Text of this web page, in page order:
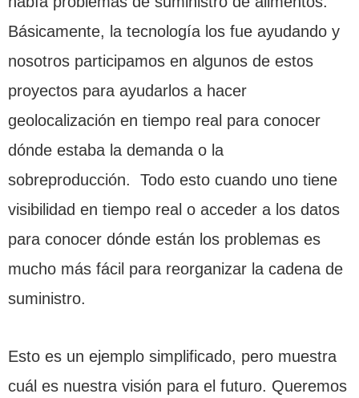
Básicamente, la tecnología los fue ayudando y
nosotros participamos en algunos de estos
proyectos para ayudarlos a hacer
geolocalización en tiempo real para conocer
dónde estaba la demanda o la
sobreproducción. Todo esto cuando uno tiene
visibilidad en tiempo real o acceder a los datos
para conocer dónde están los problemas es
mucho más fácil para reorganizar la cadena de
suministro.
Esto es un ejemplo simplificado, pero muestra
cuál es nuestra visión para el futuro. Queremos